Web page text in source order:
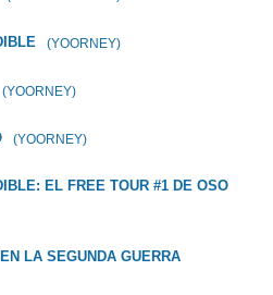
(YOORNEY)
(YOORNEY)
(YOORNEY)
EL FREE TOUR #1 DE OSO
LA SEGUNDA GUERRA